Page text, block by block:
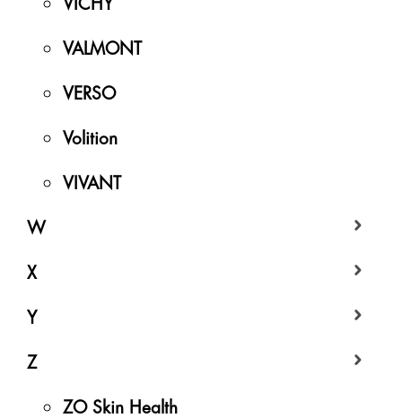
VALMONT
VERSO
Volition
VIVANT
W
X
Y
Z
ZO Skin Health